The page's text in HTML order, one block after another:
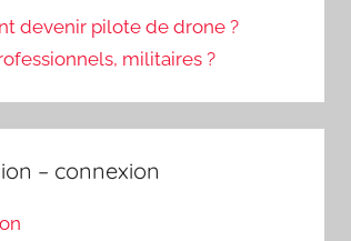
devenir pilote de drone ?
militaires ?
– connexion